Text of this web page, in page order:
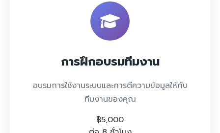
การฝึกอบรมทีมงาน
อบรมการใช้งานระบบและการตีความข้อมูลให้กับ
ทีมงานของคุณ
฿5,000